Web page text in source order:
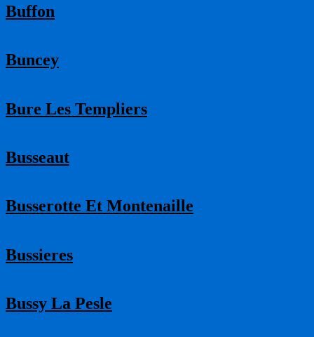
Buffon
Buncey
Bure Les Templiers
Busseaut
Busserotte Et Montenaille
Bussieres
Bussy La Pesle